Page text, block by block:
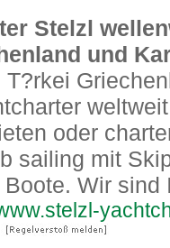
Stelzl
und
T?rkei
oder
sailing mit
Wir sind